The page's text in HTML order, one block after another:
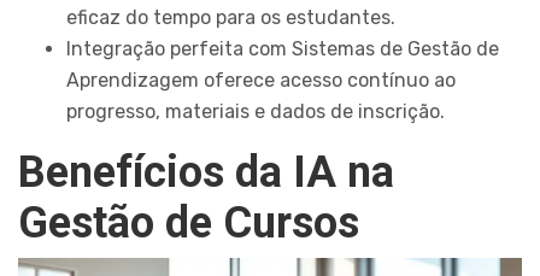
eficaz do tempo para os estudantes.
Integração perfeita com Sistemas de Gestão de
Aprendizagem oferece acesso contínuo ao
progresso, materiais e dados de inscrição.
Benefícios da IA na
Gestão de Cursos